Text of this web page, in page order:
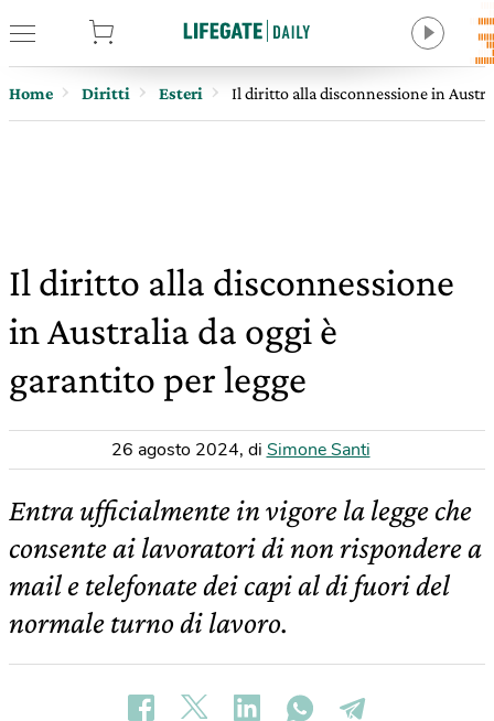
Home Diritti Esteri Il diritto alla disconnessione in
Il diritto alla disconnessione
in Australia da oggi è
garantito per legge
26 agosto 2024, di Simone Santi
Entra ufficialmente in vigore la legge che
consente ai lavoratori di non rispondere a
mail e telefonate dei capi al di fuori del
normale turno di lavoro.